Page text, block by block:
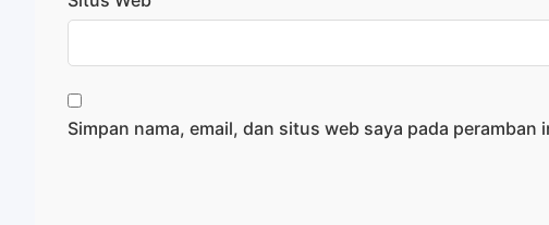
Simpan nama, email, dan situs web saya pada